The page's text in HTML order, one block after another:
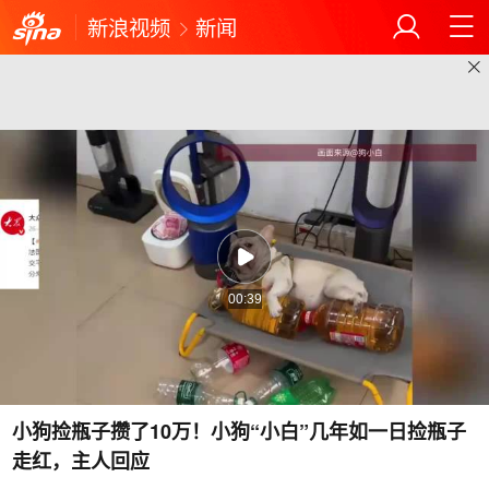
新浪视频 新闻
00:39
小狗捡瓶子攒了10万！小狗“小白”几年如一日捡瓶子
走红，主人回应